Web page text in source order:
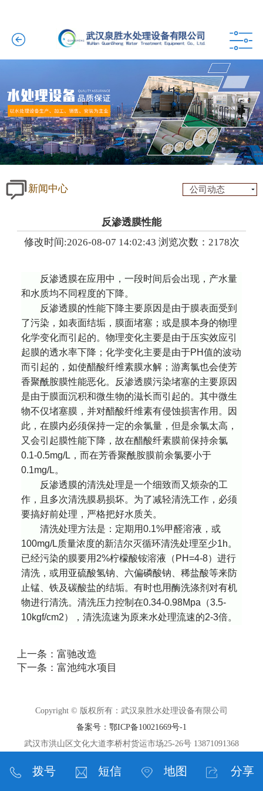
公司动态
新闻中心
反渗透膜性能
修改时间:2026-08-07 14:02:43 浏览次数：2178次
反渗透膜在应用中，一段时间后会出现，产水量
和水质均不同程度的下降。
反渗透膜的性能下降主要原因是由于膜表面受到
了污染，如表面结垢，膜面堵塞；或是膜本身的物理
化学变化而引起的。物理变化主要是由于压实效应引
起膜的透水率下降；化学变化主要是由于PH值的波动
而引起的，如使醋酸纤维素膜水解；游离氯也会使芳
香聚酰胺膜性能恶化。反渗透膜污染堵塞的主要原因
是由于膜面沉积和微生物的滋长而引起的。其中微生
物不仅堵塞膜，并对醋酸纤维素有侵蚀损害作用。因
此，在膜内必须保持一定的余氯量，但是余氯太高，
又会引起膜性能下降，故在醋酸纤素膜前保持余氯
0.1-0.5mg/L ，而在芳香聚酰胺膜前余氯要小于
0.1mg/L。
反渗透膜的清洗处理是一个细致而又烦杂的工
作，且多次清洗膜易损坏。为了减轻清洗工作，必须
要搞好前处理，严格把好水质关。
清洗处理方法是：定期用0.1%甲醛溶液，或
100mg/L质量浓度的新洁尔灭循环清洗处理至少1h。
已经污染的膜要用 2%柠檬酸铵溶液（ PH=4-8）进行
清洗，或用亚硫酸氢钠、六偏磷酸钠、稀盐酸等来防
止锰、铁及碳酸盐的结垢。有时也用酶洗涤剂对有机
物进行清洗。清洗压力控制在0.34-0.98Mpa （3.5-
10kgf/cm2），清洗流速为原来水处理流速的2-3倍。
上一条： 富驰改造
下一条： 富池纯水项目
Copyright © 版权所有：武汉泉胜水处理设备有限公司
备案号：鄂ICP备10021669号-1
武汉市洪山区文化大道李桥村货运市场25-26号 13871091368
拨号 短信 地图 分享